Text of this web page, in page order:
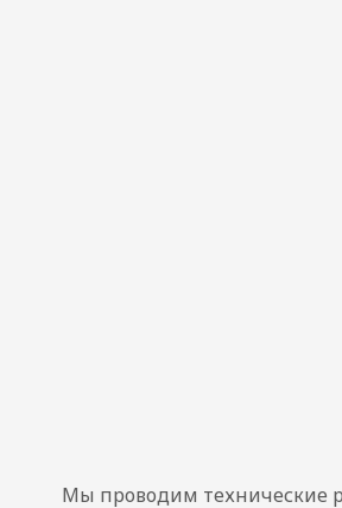
Мы проводим технические